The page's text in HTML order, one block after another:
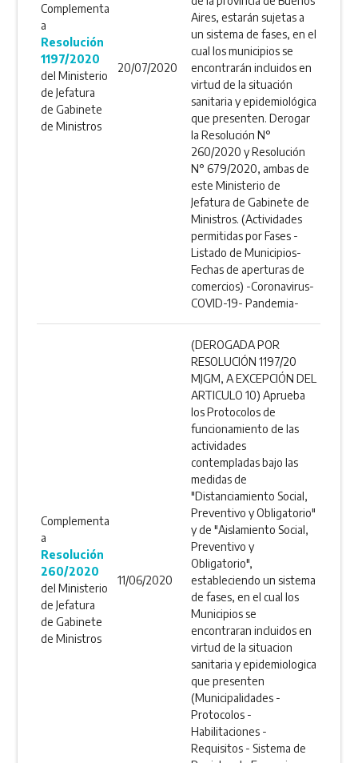
Complementa
a
Resolución
1197/2020
del Ministerio
de Jefatura
de Gabinete
de Ministros
20/07/2020
Aires, estarán sujetas a
un sistema de fases, en el
cual los municipios se
encontrarán incluidos en
virtud de la situación
sanitaria y epidemiológica
que presenten. Derogar
la Resolución N°
260/2020 y Resolución
N° 679/2020, ambas de
este Ministerio de
Jefatura de Gabinete de
Ministros. (Actividades
permitidas por Fases -
Listado de Municipios-
Fechas de aperturas de
comercios) -Coronavirus-
COVID-19- Pandemia-
Complementa
a
Resolución
260/2020
del Ministerio
de Jefatura
de Gabinete
de Ministros
11/06/2020
(DEROGADA POR
RESOLUCIÓN 1197/20
MJGM, A EXCEPCIÓN DEL
ARTICULO 10) Aprueba
los Protocolos de
funcionamiento de las
actividades
contempladas bajo las
medidas de
"Distanciamiento Social,
Preventivo y Obligatorio"
y de "Aislamiento Social,
Preventivo y
Obligatorio",
estableciendo un sistema
de fases, en el cual los
Municipios se
encontraran incluidos en
virtud de la situacion
sanitaria y epidemiologica
que presenten
(Municipalidades -
Protocolos -
Habilitaciones -
Requisitos - Sistema de